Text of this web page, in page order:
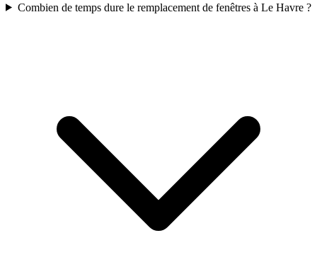
Combien de temps dure le remplacement de fenêtres à Le Havre ?